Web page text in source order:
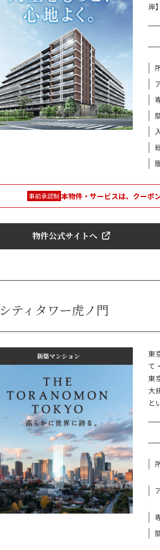
岸
事前承認制 本物件・サービスは、クーポ
物件公式サイトへ
シティタワー虎ノ門
新築マンション
東
て
東
大
と